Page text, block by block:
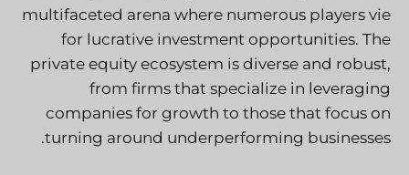
multifaceted arena where numerous players vie
for lucrative investment opportunities. The
private equity ecosystem is diverse and robust,
from firms that specialize in leveraging
companies for growth to those that focus on
turning around underperforming businesses.